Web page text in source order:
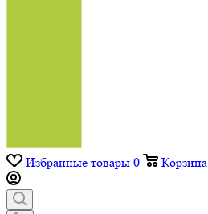
Избранные товары 0 Корзина